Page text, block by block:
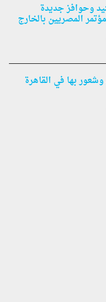
وحوافز جديدة
المصريين بالخارج
بها في القاهرة